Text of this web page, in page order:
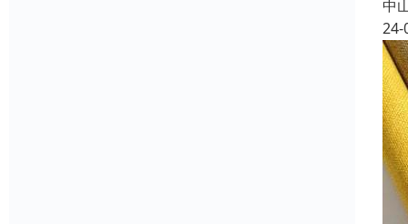
中
24-